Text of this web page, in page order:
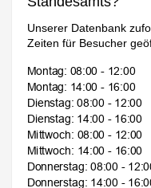
Unserer Datenbank
Zeiten für Besucher